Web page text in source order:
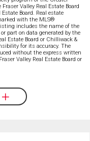
Valley Real Estate Board
Board. Real estate
with the MLS®
includes the name of the
part on data generated by the
Estate Board or Chilliwack &
for its accuracy. The
without the express written
Valley Real Estate Board or